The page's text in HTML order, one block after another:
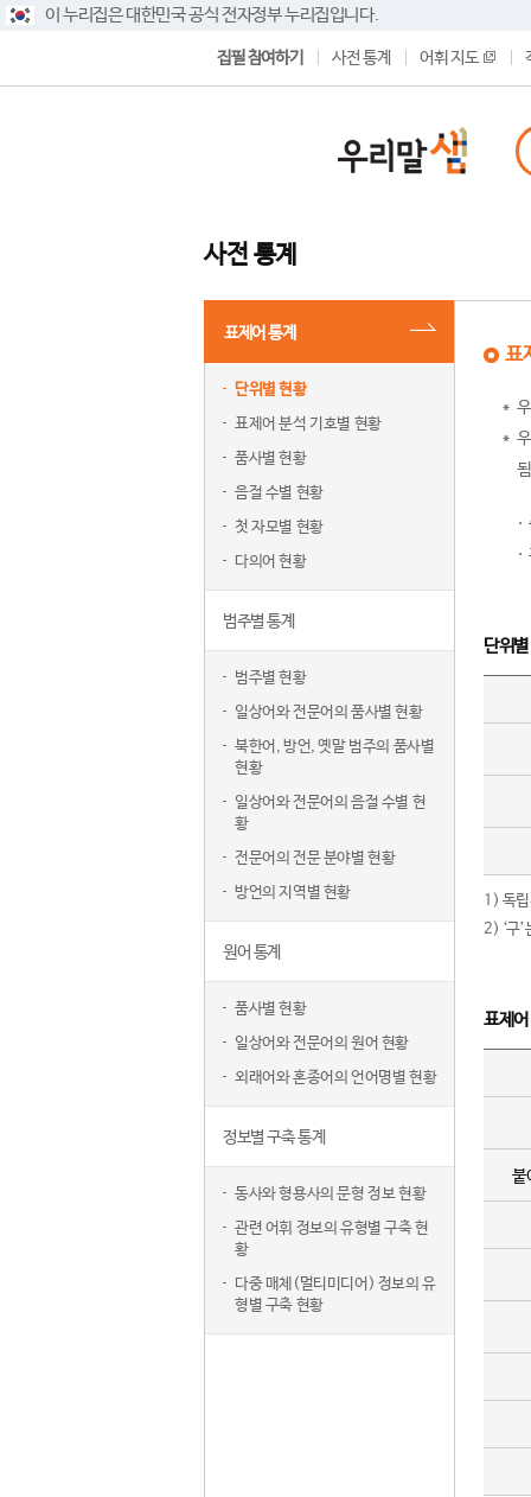
이 누리집은 대한민국 공식 전자정부 누리집입니다.
집필 참여하기 사전 통계 어휘 지도
사전 통계
표제어 통계
단위별 현황
표제어 분석 기호별 현황
품사별 현황
음절 수별 현황
첫 자모별 현황
다의어 현황
범주별 통계
범주별 현황
일상어와 전문어의 품사별 현황
북한어, 방언, 옛말 범주의 품사별
현황
일상어와 전문어의 음절 수별 현
황
전문어의 전문 분야별 현황
방언의 지역별 현황
원어 통계
품사별 현황
일상어와 전문어의 원어 현황
외래어와 혼종어의 언어명별 현황
정보별 구축 통계
동사와 형용사의 문형 정보 현황
관련 어휘 정보의 유형별 구축 현
황
다중 매체(멀티미디어) 정보의 유
형별 구축 현황
표
단위
1) 독립
2) ‘구
표제
붙